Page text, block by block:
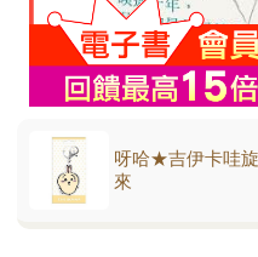
呀哈★吉伊卡哇
來